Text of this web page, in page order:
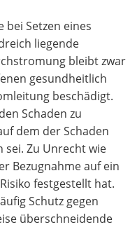
Setzen eines
liegende
bleibt zwar
gesundheitlich
beschädigt.
Schaden zu
dem der Schaden
sei. Zu Unrecht wie
Bezugnahme auf ein
festgestellt hat.
Schutz gegen
überschneidende